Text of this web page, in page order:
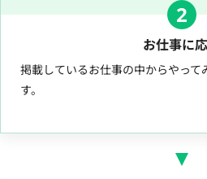
2
お仕事に
掲載しているお仕事の中からやって
す。